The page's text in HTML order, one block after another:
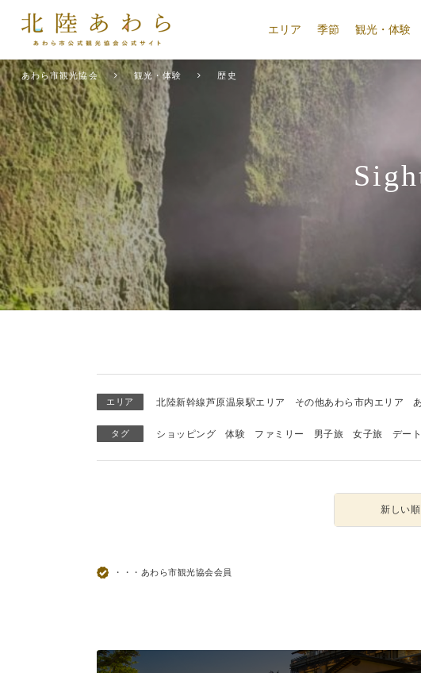
エリア 季節 観光・体験
あわら市観光協会 観光・体験 歴史
エリア 北陸新幹線芦原温泉駅エリア その他あわら市内エリア
タグ ショッピング 体験 ファミリー 男子旅 女子旅 デート
新しい順
・・・あわら市観光協会会員